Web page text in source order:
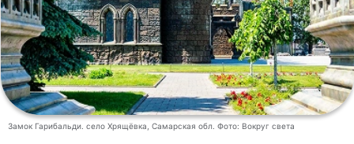
Замок Гарибальди. село Хрящёвка, Самарская обл. Фото: Вокруг света